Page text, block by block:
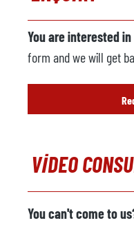
You are interested
form and we will get
VIDEO
You can't come to